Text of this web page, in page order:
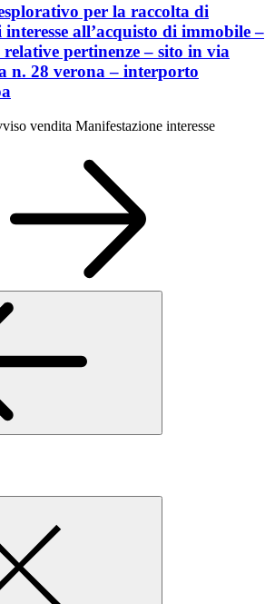
per la raccolta di
all’acquisto di immobile –
pertinenze – sito in via
n. 28 verona – interporto
vendita Manifestazione interesse